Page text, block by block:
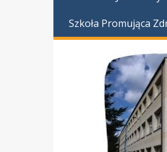
Szkoła Promująca